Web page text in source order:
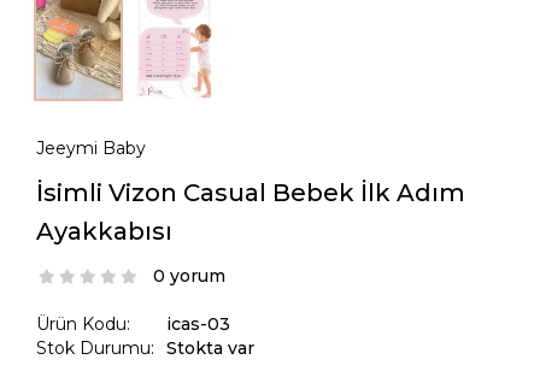
Jeeymi Baby
İsimli Vizon Casual Bebek İlk Adım
Ayakkabısı
0 yorum
Ürün Kodu:
Stok Durumu:
icas-03
Stokta var